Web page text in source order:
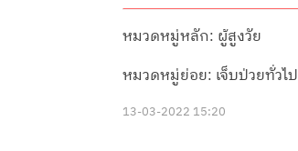
หมวดหมู่หลัก: ผู้สูงวัย
หมวดหมู่ย่อย: เจ็บป่วยทั่วไป
13-03-2022 15:20